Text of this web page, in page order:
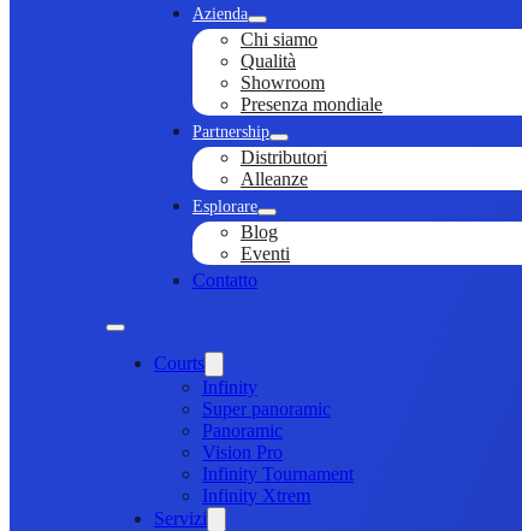
Azienda
Chi siamo
Qualità
Showroom
Presenza mondiale
Partnership
Distributori
Alleanze
Esplorare
Blog
Eventi
Contatto
Courts
Infinity
Super panoramic
Panoramic
Vision Pro
Infinity Tournament
Infinity Xtrem
Servizi